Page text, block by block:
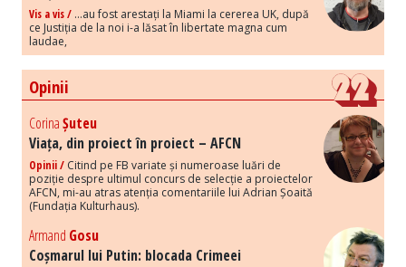
Vis a vis / ...au fost arestați la Miami la cererea UK, după
ce Justiția de la noi i-a lăsat în libertate magna cum
laudae,
Opinii
CorinaȘuteu
Viața, din proiect în proiect – AFCN
Opinii / Citind pe FB variate și numeroase luări de
poziție despre ultimul concurs de selecție a proiectelor
AFCN, mi-au atras atenția comentariile lui Adrian Șoaită
(Fundația Kulturhaus).
Armand Gosu
Coșmarul lui Putin: blocada Crimeei